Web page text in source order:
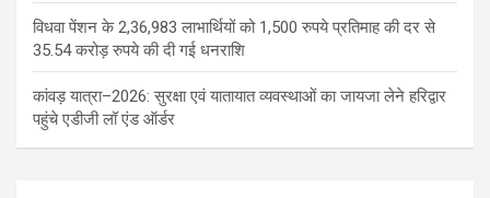
विधवा पेंशन के 2,36,983 लाभार्थियों को 1,500 रुपये प्रतिमाह की दर से
35.54 करोड़ रुपये की दी गई धनराशि
कांवड़ यात्रा–2026: सुरक्षा एवं यातायात व्यवस्थाओं का जायजा लेने हरिद्वार
पहुंचे एडीजी लॉ एंड ऑर्डर